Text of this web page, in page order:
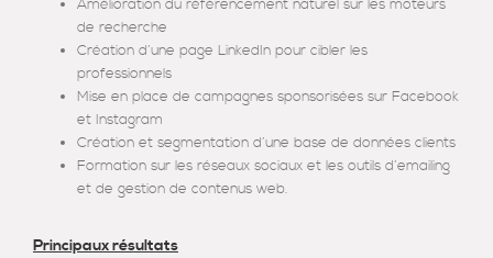
Amélioration du référencement naturel sur les moteurs
de recherche
Création d’une page LinkedIn pour cibler les
professionnels
Mise en place de campagnes sponsorisées sur Facebook
et Instagram
Création et segmentation d’une base de données clients
Formation sur les réseaux sociaux et les outils d’emailing
et de gestion de contenus web.
Principaux résultats